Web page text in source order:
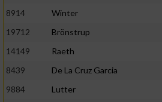
8914
Winter
19712
Brönstrup
14149
Raeth
8439
De La Cruz Garcia
9884
Lutter
von Inhalten
personalisierter Inhalte